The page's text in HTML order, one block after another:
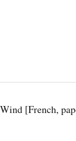
[French,